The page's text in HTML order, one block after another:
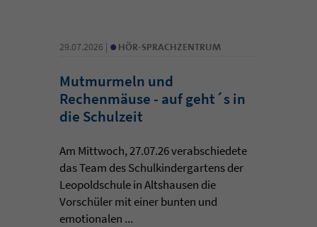
29.07.2026 | • HÖR-SPRACHZENTRUM
Mutmurmeln und
Rechenmäuse - auf geht´s in
die Schulzeit
Am Mittwoch, 27.07.26 verabschiedete
das Team des Schulkindergartens der
Leopoldschule in Altshausen die
Vorschüler mit einer bunten und
emotionalen ...